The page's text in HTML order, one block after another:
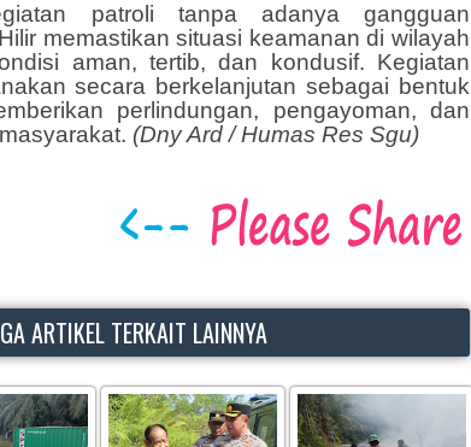
patroli tanpa adanya gangguan
memastikan situasi keamanan di wilayah
aman, tertib, dan kondusif. Kegiatan
secara berkelanjutan sebagai bentuk
perlindungan, pengayoman, dan
(Dny Ard / Humas Res Sgu)
ARTIKEL TERKAIT LAINNYA